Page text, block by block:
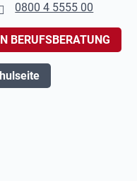
0800 4 5555 00
BERUFSBERATUNG